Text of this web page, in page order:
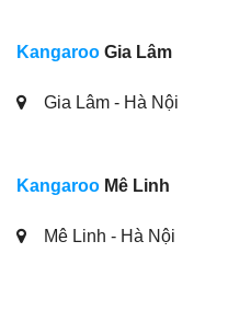
Kangaroo Gia Lâm
Gia Lâm - Hà Nội
Kangaroo Mê Linh
Mê Linh - Hà Nội